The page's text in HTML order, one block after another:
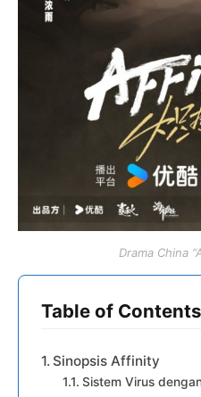
Drama China
Table of Contents
Sinopsis Affinity
Sistem Virus